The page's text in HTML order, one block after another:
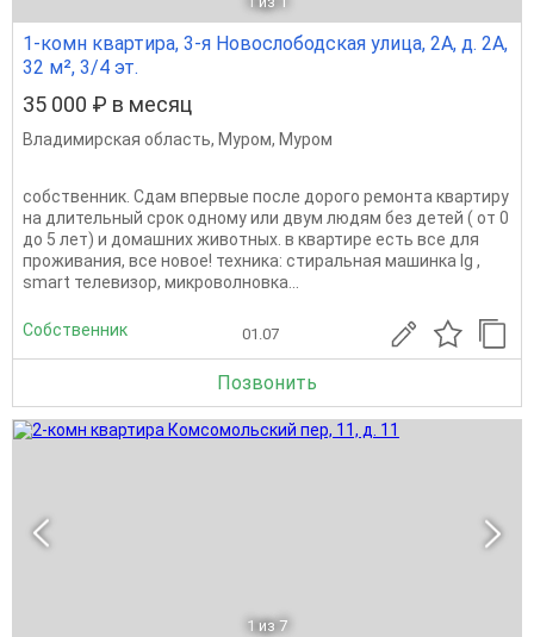
1-комн квартира, 3-я Новослободская улица, 2А, д. 2А,
32 м², 3/4 эт.
35 000 ₽ в месяц
Владимирская область, Муром, Муром
собственник. Сдам впервые после дорого ремонта квартиру
на длительный срок одному или двум людям без детей ( от 0
до 5 лет) и домашних животных. в квартире есть все для
проживания, все новое! техника: стиральная машинка lg ,
smart телевизор, микроволновка...
Собственник 01.07
Позвонить
1 из 7